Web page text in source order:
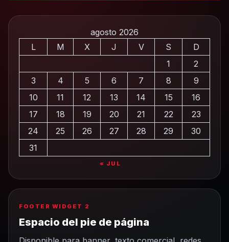
agosto 2026
L
M X J V S
D
1
2
3
4 5 6 7 8
9
10
11 12 13 14 15
16
17
18 19 20 21 22
23
24
25 26 27 28 29
30
31
« JUL
FOOTER WIDGET 2
Espacio del pie de página